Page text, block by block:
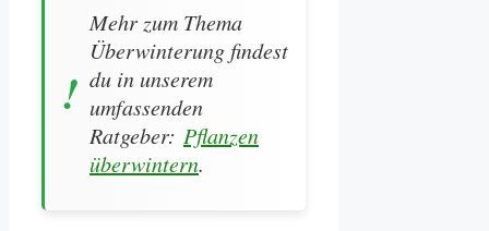
Mehr zum Thema
Überwinterung findest
du in unserem
umfassenden
Ratgeber: Pflanzen
überwintern.